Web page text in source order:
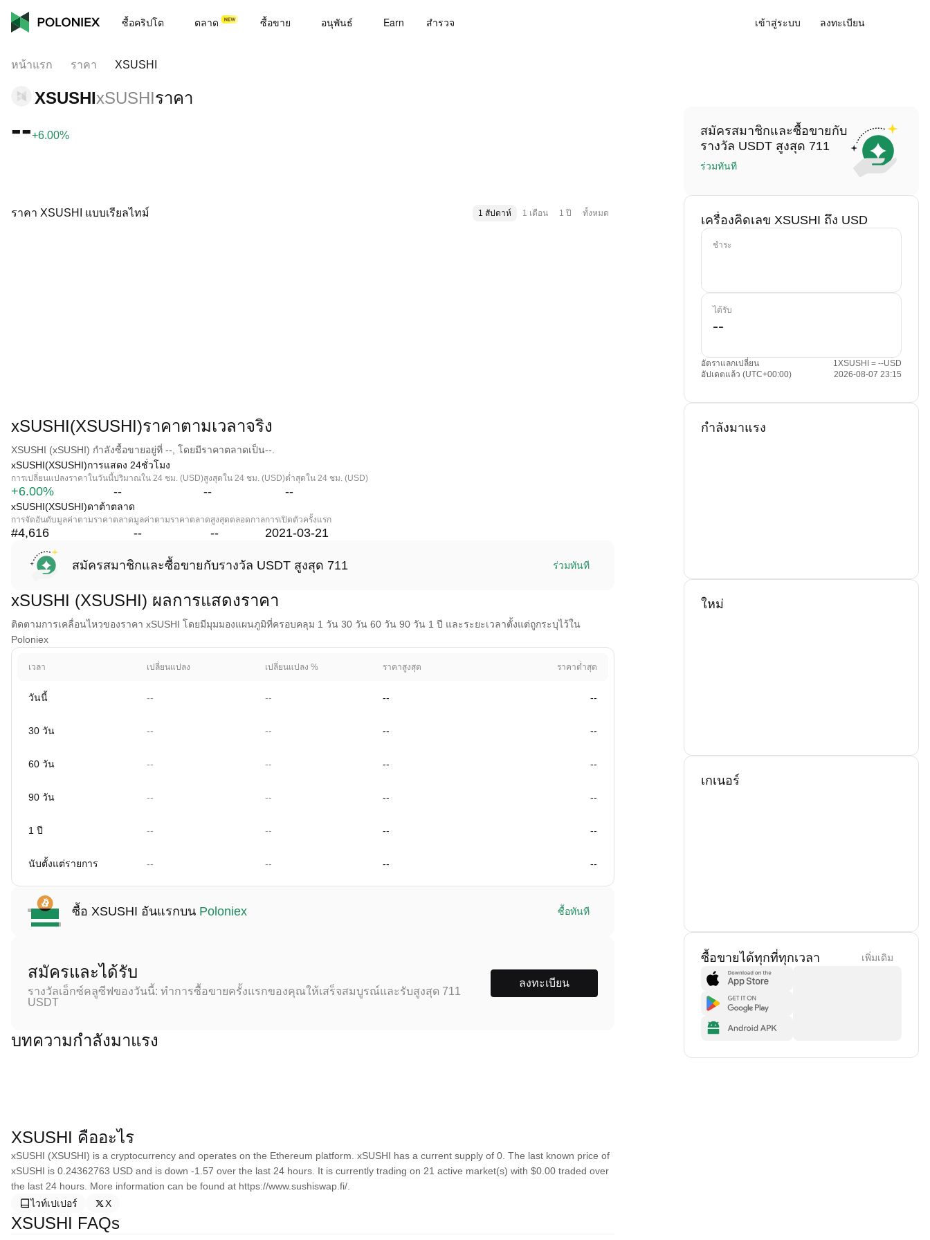
ซื้อคริปโต ตลาด ซื้อขาย อนุพันธ์ Earn สํารวจ เข้าสู่ระบบ ลงทะเบียน
หน้าแรก ราคา XSUSHI
XSUSHIxSUSHIราคา
--+6.00%
ราคา XSUSHI แบบเรียลไทม์ 1 สัปดาห์ 1 เดือน 1 ปี ทั้งหมด
xSUSHI(XSUSHI)ราคาตามเวลาจริง
XSUSHI (xSUSHI) กำลังซื้อขายอยู่ที่ --, โดยมีราคาตลาดเป็น--.
xSUSHI(XSUSHI)การแสดง 24ชั่วโมง
การเปลี่ยนแปลงราคาในวันนี้
+6.00%
ปริมาณใน 24 ชม. (USD)
--
สูงสุดใน 24 ชม. (USD)
--
ต่ำสุดใน 24 ชม. (USD)
--
xSUSHI(XSUSHI)ดาต้าตลาด
การจัดอันดับมูลค่าตามราคาตลาด
#4,616
มูลค่าตามราคาตลาด
--
สูงสุดตลอดกาล
--
การเปิดตัวครั้งแรก
2021-03-21
สมัครสมาชิกและซื้อขายกับรางวัล USDT สูงสุด 711 ร่วมทันที
xSUSHI (XSUSHI) ผลการแสดงราคา
ติดตามการเคลื่อนไหวของราคา xSUSHI โดยมีมุมมองแผนภูมิที่ครอบคลุม 1 วัน 30 วัน 60 วัน 90 วัน 1 ปี และระยะเวลาตั้งแต่ถูกระบุไว้ใน
Poloniex
เวลา เปลี่ยนแปลง เปลี่ยนแปลง % ราคาสูงสุด ราคาต่ำสุด
วันนี้ -- -- -- --
30 วัน -- -- -- --
60 วัน -- -- -- --
90 วัน -- -- -- --
1 ปี -- -- -- --
นับตั้งแต่รายการ -- -- -- --
ซื้อ XSUSHI อันแรกบน Poloniex ซื้อทันที
สมัครและได้รับ
รางวัลเอ็กซ์คลูซีฟของวันนี้: ทำการซื้อขายครั้งแรกของคุณให้เสร็จสมบูรณ์และรับสูงสุด 711
USDT
ลงทะเบียน
บทความกำลังมาแรง
XSUSHI คืออะไร
xSUSHI (XSUSHI) is a cryptocurrency and operates on the Ethereum platform. xSUSHI has a current supply of 0. The last known price of
xSUSHI is 0.24362763 USD and is down -1.57 over the last 24 hours. It is currently trading on 21 active market(s) with $0.00 traded over
the last 24 hours. More information can be found at https://www.sushiswap.fi/.
ไวท์เปเปอร์
X
XSUSHI FAQs
สมัครสมาชิกและซื้อขายกับ
รางวัล USDT สูงสุด 711
ร่วมทันที
เครื่องคิดเลข XSUSHI ถึง USD
ชำระ
ได้รับ
อัตราแลกเปลี่ยน
1XSUSHI = --USD
อัปเดตแล้ว (UTC+00:00)
2026-08-07 23:15
กำลังมาแรง
ใหม่
เกเนอร์
ซื้อขายได้ทุกที่ทุกเวลา เพิ่มเดิม